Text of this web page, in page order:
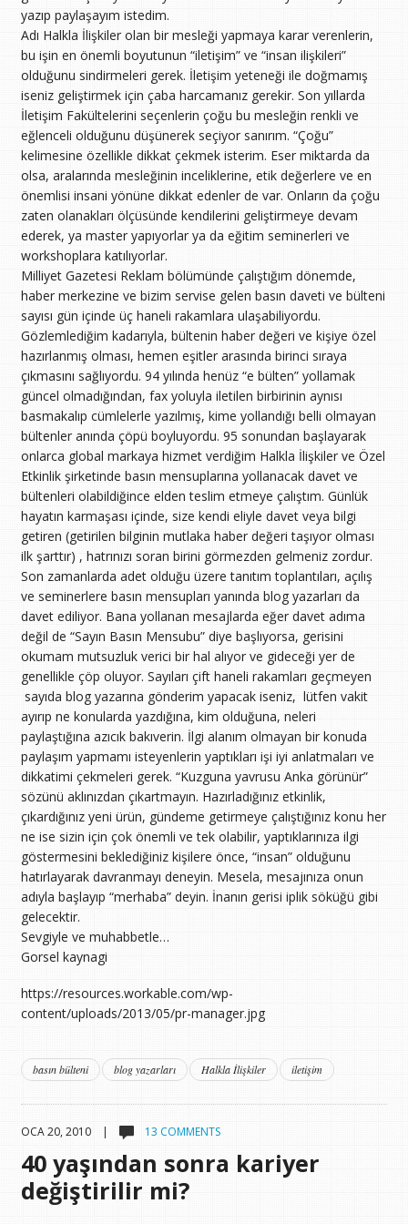
yazıp paylaşayım istedim.
Adı Halkla İlişkiler olan bir mesleği yapmaya karar verenlerin,
bu işin en önemli boyutunun “iletişim” ve “insan ilişkileri”
olduğunu sindirmeleri gerek. İletişim yeteneği ile doğmamış
iseniz geliştirmek için çaba harcamanız gerekir. Son yıllarda
İletişim Fakültelerini seçenlerin çoğu bu mesleğin renkli ve
eğlenceli olduğunu düşünerek seçiyor sanırım. “Çoğu”
kelimesine özellikle dikkat çekmek isterim. Eser miktarda da
olsa, aralarında mesleğinin inceliklerine, etik değerlere ve en
önemlisi insani yönüne dikkat edenler de var. Onların da çoğu
zaten olanakları ölçüsünde kendilerini geliştirmeye devam
ederek, ya master yapıyorlar ya da eğitim seminerleri ve
workshoplara katılıyorlar.
Milliyet Gazetesi Reklam bölümünde çalıştığım dönemde,
haber merkezine ve bizim servise gelen basın daveti ve bülteni
sayısı gün içinde üç haneli rakamlara ulaşabiliyordu.
Gözlemlediğim kadarıyla, bültenin haber değeri ve kişiye özel
hazırlanmış olması, hemen eşitler arasında birinci sıraya
çıkmasını sağlıyordu. 94 yılında henüz “e bülten” yollamak
güncel olmadığından, fax yoluyla iletilen birbirinin aynısı
basmakalıp cümlelerle yazılmış, kime yollandığı belli olmayan
bültenler anında çöpü boyluyordu. 95 sonundan başlayarak
onlarca global markaya hizmet verdiğim Halkla İlişkiler ve Özel
Etkinlik şirketinde basın mensuplarına yollanacak davet ve
bültenleri olabildiğince elden teslim etmeye çalıştım. Günlük
hayatın karmaşası içinde, size kendi eliyle davet veya bilgi
getiren (getirilen bilginin mutlaka haber değeri taşıyor olması
ilk şarttır) , hatrınızı soran birini görmezden gelmeniz zordur.
Son zamanlarda adet olduğu üzere tanıtım toplantıları, açılış
ve seminerlere basın mensupları yanında blog yazarları da
davet ediliyor. Bana yollanan mesajlarda eğer davet adıma
değil de “Sayın Basın Mensubu” diye başlıyorsa, gerisini
okumam mutsuzluk verici bir hal alıyor ve gideceği yer de
genellikle çöp oluyor. Sayıları çift haneli rakamları geçmeyen
sayıda blog yazarına gönderim yapacak iseniz, lütfen vakit
ayırıp ne konularda yazdığına, kim olduğuna, neleri
paylaştığına azıcık bakıverin. İlgi alanım olmayan bir konuda
paylaşım yapmamı isteyenlerin yaptıkları işi iyi anlatmaları ve
dikkatimi çekmeleri gerek. “Kuzguna yavrusu Anka görünür”
sözünü aklınızdan çıkartmayın. Hazırladığınız etkinlik,
çıkardığınız yeni ürün, gündeme getirmeye çalıştığınız konu her
ne ise sizin için çok önemli ve tek olabilir, yaptıklarınıza ilgi
göstermesini beklediğiniz kişilere önce, “insan” olduğunu
hatırlayarak davranmayı deneyin. Mesela, mesajınıza onun
adıyla başlayıp “merhaba” deyin. İnanın gerisi iplik söküğü gibi
gelecektir.
Sevgiyle ve muhabbetle…
Gorsel kaynagi
https://resources.workable.com/wp-
content/uploads/2013/05/pr-manager.jpg
basın bülteni blog yazarları Halkla İlişkiler iletişim
OCA 20, 2010 | 13 COMMENTS
40 yaşından sonra kariyer
değiştirilir mi?